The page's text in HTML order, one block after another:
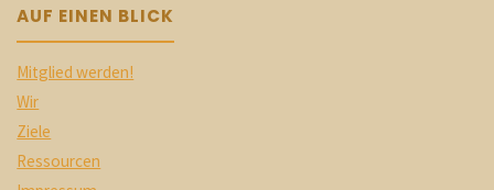
AUF EINEN BLICK
Mitglied werden!
Wir
Ziele
Ressourcen